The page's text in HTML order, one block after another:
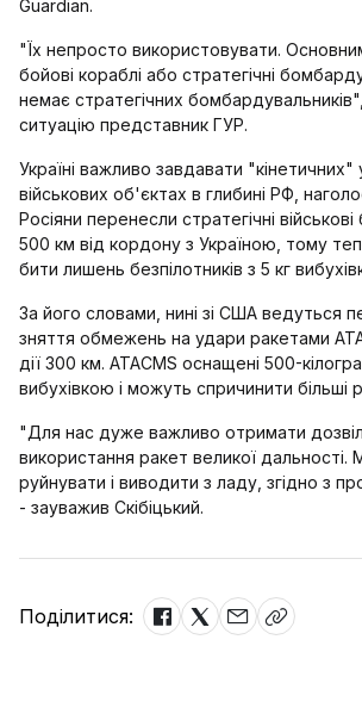
Guardian.
"Їх непросто використовувати.
бойові кораблі або стратегічні
немає стратегічних
ситуацію представник ГУР.
Україні важливо завдавати "кінетичних"
військових об'єктах в глибині РФ,
Росіяни перенесли стратегічні
500 км від кордону з Україною, тому
бити лишень безпілотників з 5 кг
За його словами, нині зі США ведуться
зняття обмежень на удари ракетами
дії 300 км. ATACMS оснащені 500-
вибухівкою і можуть спричинити більші
"Для нас дуже важливо отримати
використання ракет великої дальності.
руйнувати і виводити з ладу, згідно з
- зауважив Скібіцький.
Поділитися: